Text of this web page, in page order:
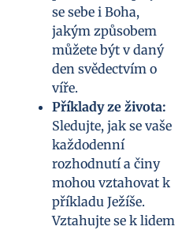
se sebe i Boha,
jakým způsobem
můžete být v daný
den svědectvím o
víře.
Příklady ze života:
Sledujte, jak se vaše
každodenní
rozhodnutí a činy
mohou vztahovat k
příkladu Ježíše.
Vztahujte se k lidem